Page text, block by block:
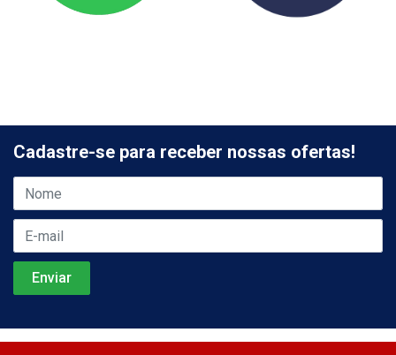
Cadastre-se para receber nossas ofertas!